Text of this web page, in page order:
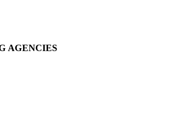
AGENCIES